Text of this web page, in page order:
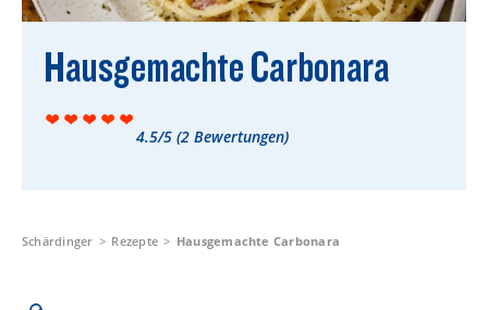
Vegane Produkte
Rezepte
Schärdinger Käseakademie
Hausgemachte Carbonara
4.5/5 (2 Bewertungen)
Schärdinger Rezepte Hausgemachte Carbonara